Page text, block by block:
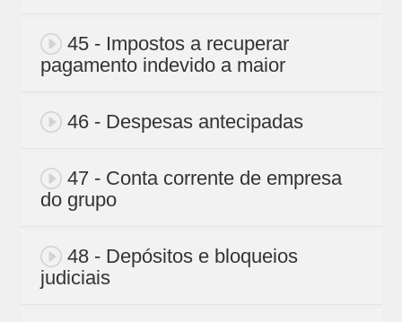
45 - Impostos a recuperar
pagamento indevido a maior
46 - Despesas antecipadas
47 - Conta corrente de empresa
do grupo
48 - Depósitos e bloqueios
judiciais